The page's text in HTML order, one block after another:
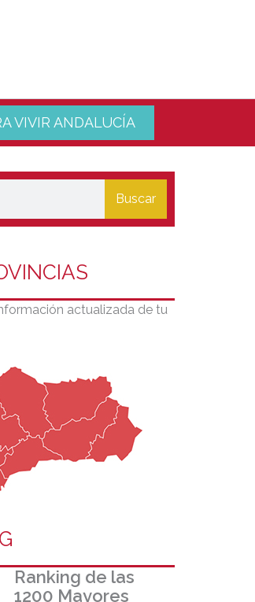
VIVIR ANDALUCÍA
Buscar
actualizada de tu
Ranking de las
1200 Mayores